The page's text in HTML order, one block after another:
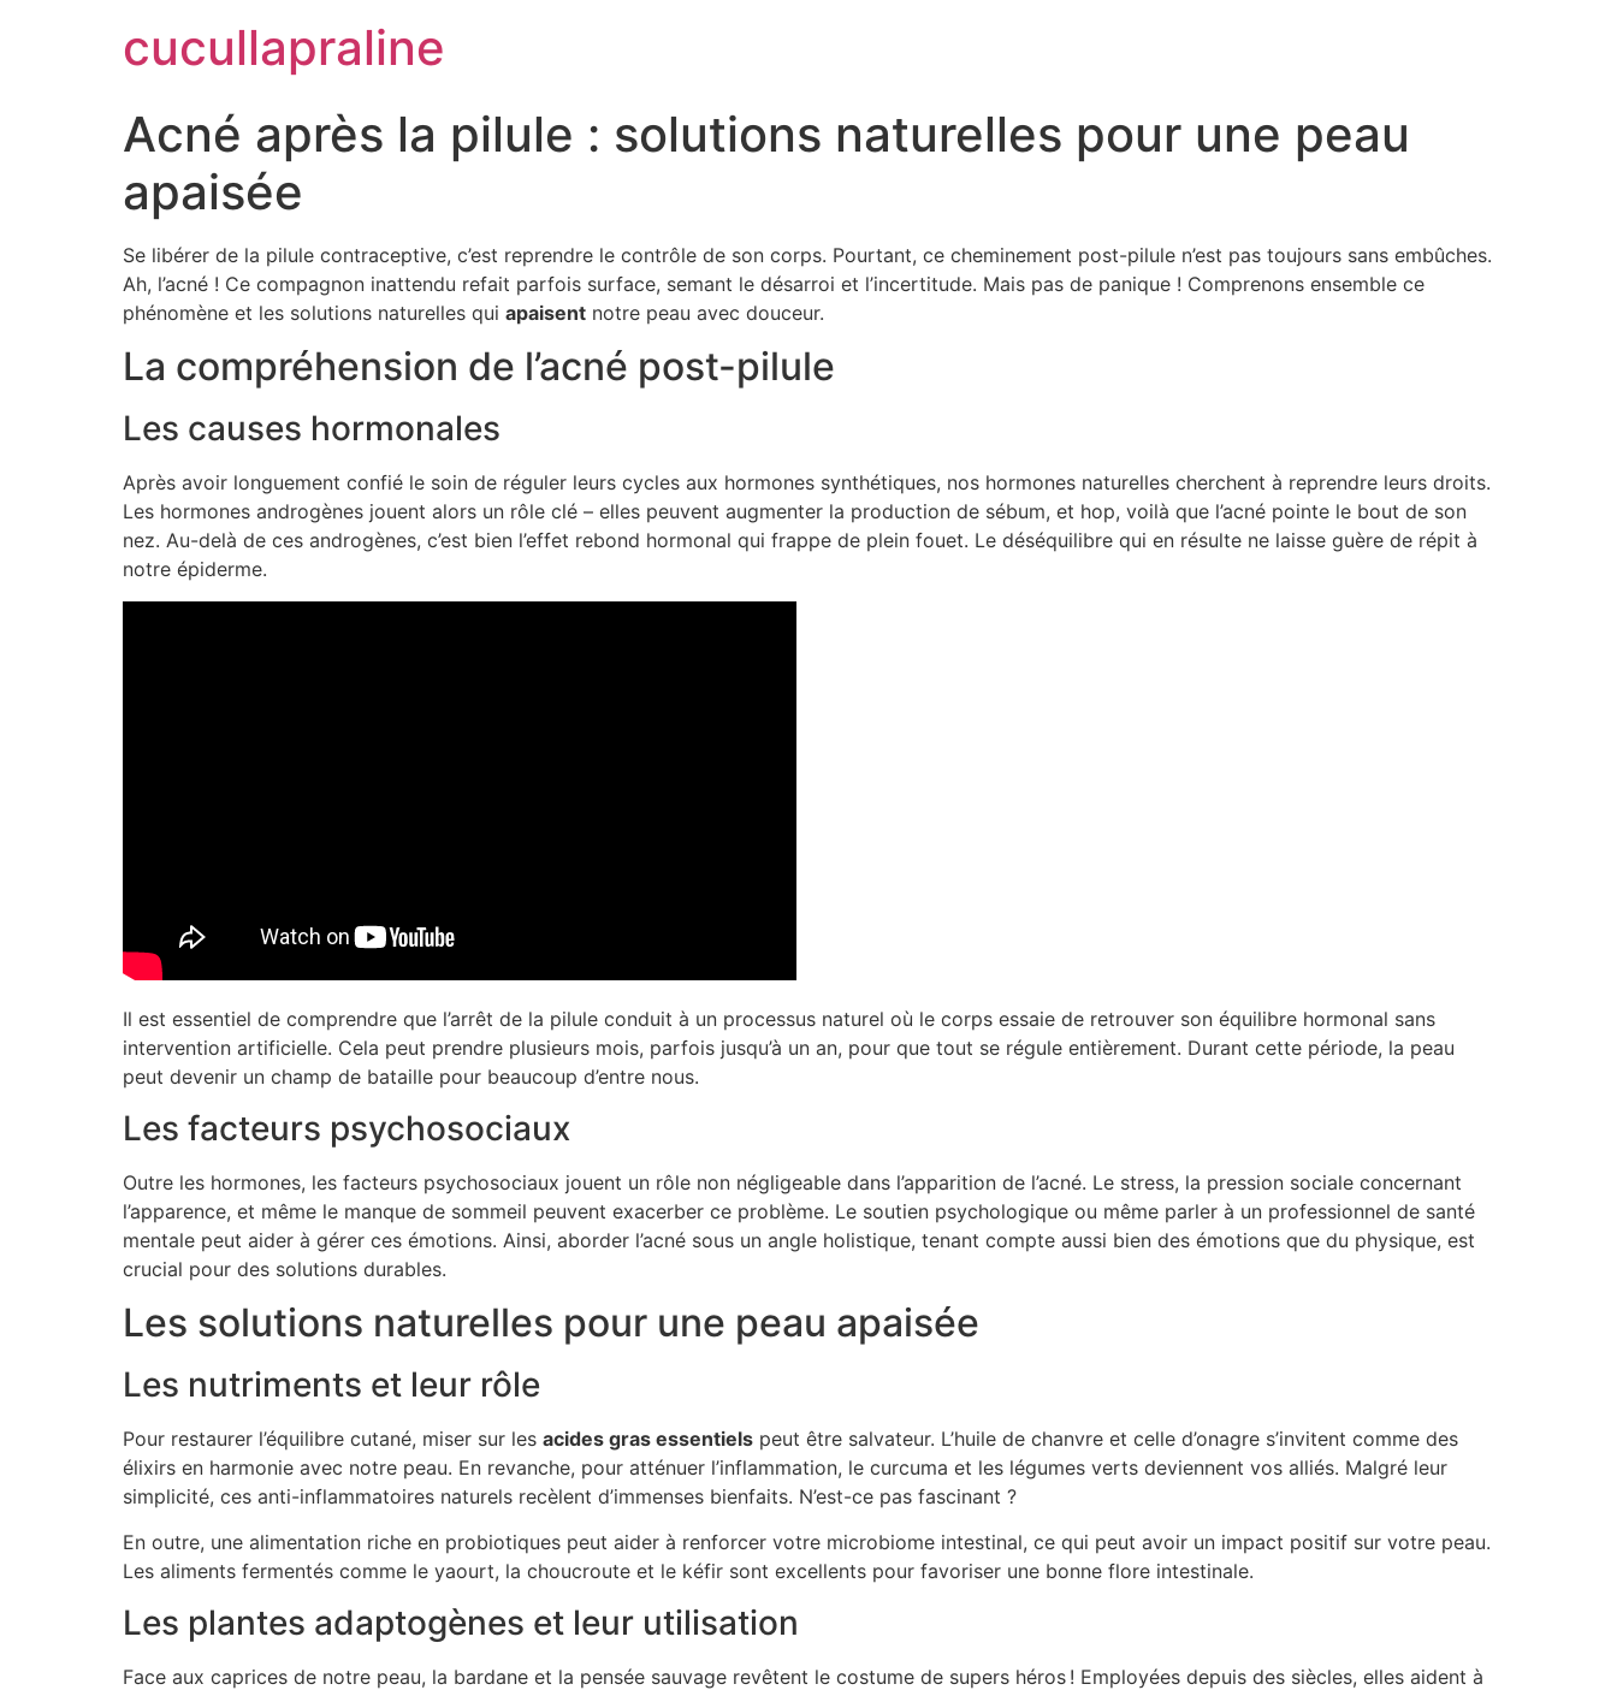
cucullapraline
Acné après la pilule : solutions naturelles pour une peau
apaisée
Se libérer de la pilule contraceptive, c’est reprendre le contrôle de son corps. Pourtant, ce cheminement post-pilule n’est pas toujours sans embûches.
Ah, l’acné ! Ce compagnon inattendu refait parfois surface, semant le désarroi et l’incertitude. Mais pas de panique ! Comprenons ensemble ce
phénomène et les solutions naturelles qui apaisent notre peau avec douceur.
La compréhension de l’acné post-pilule
Les causes hormonales
Après avoir longuement confié le soin de réguler leurs cycles aux hormones synthétiques, nos hormones naturelles cherchent à reprendre leurs droits.
Les hormones androgènes jouent alors un rôle clé – elles peuvent augmenter la production de sébum, et hop, voilà que l’acné pointe le bout de son
nez. Au-delà de ces androgènes, c’est bien l’effet rebond hormonal qui frappe de plein fouet. Le déséquilibre qui en résulte ne laisse guère de répit à
notre épiderme.
Il est essentiel de comprendre que l’arrêt de la pilule conduit à un processus naturel où le corps essaie de retrouver son équilibre hormonal sans
intervention artificielle. Cela peut prendre plusieurs mois, parfois jusqu’à un an, pour que tout se régule entièrement. Durant cette période, la peau
peut devenir un champ de bataille pour beaucoup d’entre nous.
Les facteurs psychosociaux
Outre les hormones, les facteurs psychosociaux jouent un rôle non négligeable dans l’apparition de l’acné. Le stress, la pression sociale concernant
l’apparence, et même le manque de sommeil peuvent exacerber ce problème. Le soutien psychologique ou même parler à un professionnel de santé
mentale peut aider à gérer ces émotions. Ainsi, aborder l’acné sous un angle holistique, tenant compte aussi bien des émotions que du physique, est
crucial pour des solutions durables.
Les solutions naturelles pour une peau apaisée
Les nutriments et leur rôle
Pour restaurer l’équilibre cutané, miser sur les acides gras essentiels peut être salvateur. L’huile de chanvre et celle d’onagre s’invitent comme des
élixirs en harmonie avec notre peau. En revanche, pour atténuer l’inflammation, le curcuma et les légumes verts deviennent vos alliés. Malgré leur
simplicité, ces anti-inflammatoires naturels recèlent d’immenses bienfaits. N’est-ce pas fascinant ?
En outre, une alimentation riche en probiotiques peut aider à renforcer votre microbiome intestinal, ce qui peut avoir un impact positif sur votre peau.
Les aliments fermentés comme le yaourt, la choucroute et le kéfir sont excellents pour favoriser une bonne flore intestinale.
Les plantes adaptogènes et leur utilisation
Face aux caprices de notre peau, la bardane et la pensée sauvage revêtent le costume de supers héros ! Employées depuis des siècles, elles aident à